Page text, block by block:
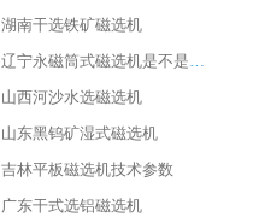
湖南干选铁矿磁选机
辽宁永磁筒式磁选机是不是强磁
山西河沙水选磁选机
山东黑钨矿湿式磁选机
吉林平板磁选机技术参数
广东干式选铝磁选机